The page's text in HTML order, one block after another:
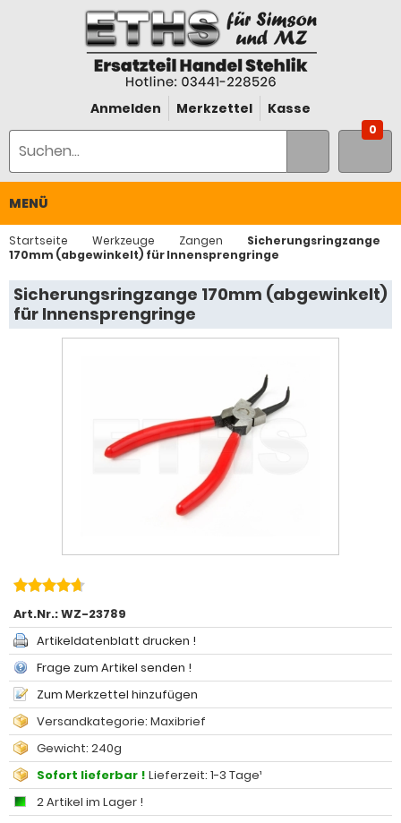
Anmelden Merkzettel Kasse
0
MENÜ
Startseite Werkzeuge Zangen
Sicherungsringzange
170mm (abgewinkelt) für Innensprengringe
Sicherungsringzange 170mm (abgewinkelt)
für Innensprengringe
Art.Nr.:WZ-23789
Artikeldatenblatt drucken !
Frage zum Artikel senden !
Zum Merkzettel hinzufügen
Versandkategorie: Maxibrief
Gewicht: 240g
Sofort lieferbar ! Lieferzeit: 1-3 Tage¹
2 Artikel im Lager !